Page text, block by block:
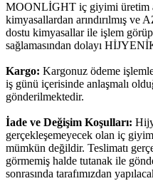
MOONLİGHT iç giyimi üretim
kimyasallardan arındırılmış ve
dostu kimyasallar ile işlem
sağlamasından dolayı
Kargo: Kargonuz ödeme
iş günü içerisinde anlaşmalı
gönderilmektedir.
İade ve Değişim Koşulları:
gerçekleşemeyecek olan iç
mümkün değildir. Teslimatı
görmemiş halde tutanak ile
sonrasında tarafımızdan